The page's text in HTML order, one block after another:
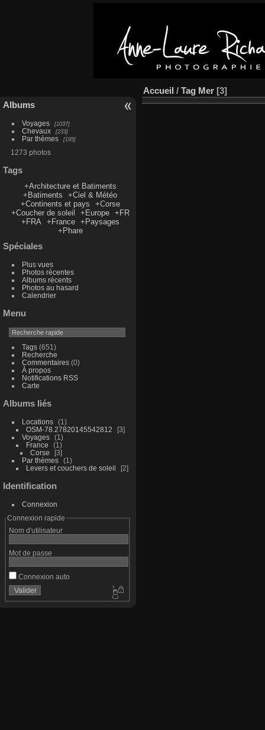
Albums
Voyages 1037
Chevaux 233
Par thèmes 195
1273 photos
Tags
+Architecture et Batiments
+Batiments
+Ciel & Météo
+Continents et pays
+Corse
+Coucher de soleil
+Europe
+FR
+FRA
+France
+Paysages
+Phare
Spéciales
Plus vues
Photos récentes
Albums récents
Photos au hasard
Calendrier
Menu
Tags(651)
Recherche
Commentaires(0)
À propos
Notifications RSS
Carte
Albums liés
Locations
1
OSM-78.27820145542812
3
Voyages
1
France
1
Corse
3
Par thèmes
1
Levers et couchers de soleil
2
Identification
Connexion
Connexion rapide
Nom d'utilisateur
Mot de passe
Connexion auto
Accueil / Tag Mer 3